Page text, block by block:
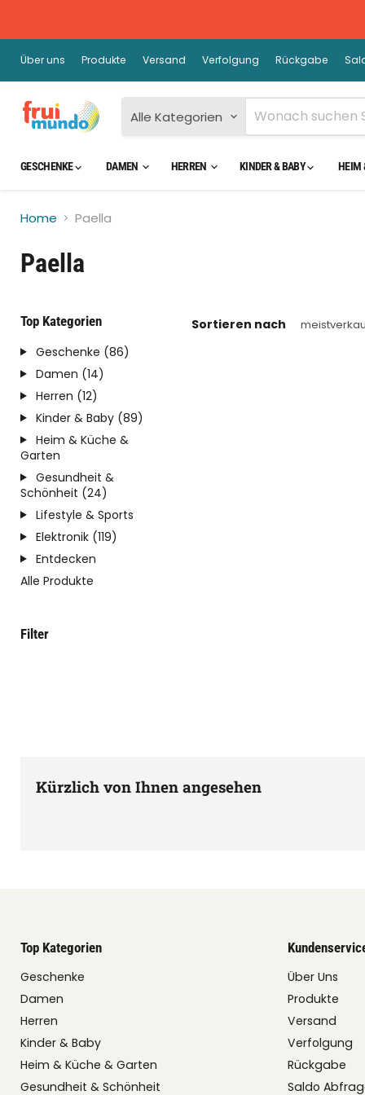
Über uns Produkte Versand Verfolgung Rückgabe
Alle Kategorien
GESCHENKE DAMEN HERREN KINDER & BABY HEIM
Home Paella
Paella
Top Kategorien
Geschenke (86)
Damen (14)
Herren (12)
Kinder & Baby (89)
Heim & Küche &
Garten
Gesundheit &
Schönheit (24)
Lifestyle & Sports
Elektronik (119)
Entdecken
Alle Produkte
Filter
Sortieren nach
Kürzlich von Ihnen angesehen
Top Kategorien
Geschenke
Damen
Herren
Kinder & Baby
Heim & Küche & Garten
Gesundheit & Schönheit
Über Uns
Produkte
Versand
Verfolgung
Rückgabe
Saldo